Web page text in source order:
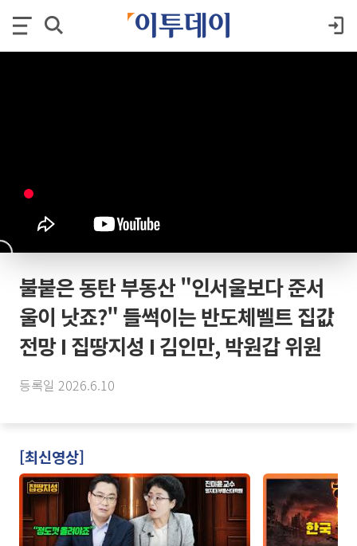
불붙은 동탄 부동산 "인서울보다 준서
울이 낫죠?" 들썩이는 반도체벨트 집값
전망 I 집땅지성 I 김인만, 박원갑 위원
등록일 2026.6.10
[최신영상]